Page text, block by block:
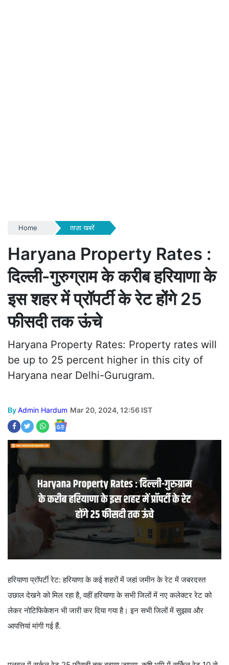
Home ताज़ा खबरें
Haryana Property Rates :
दिल्ली-गुरुग्राम के करीब हरियाणा के
इस शहर में प्रॉपर्टी के रेट होंगे 25
फीसदी तक ऊंचे
Haryana Property Rates: Property rates will
be up to 25 percent higher in this city of
Haryana near Delhi-Gurugram.
ByAdmin Hardum Mar 20, 2024, 12:56 IST
हरियाणा प्रॉपर्टी रेट: हरियाणा के कई शहरों में जहां जमीन के रेट में जबरदस्त
उछाल देखने को मिल रहा है, वहीं हरियाणा के सभी जिलों में नए कलेक्टर रेट को
लेकर नोटिफिकेशन भी जारी कर दिया गया है। इन सभी जिलों में सुझाव और
आपत्तियां मांगी गई हैं.